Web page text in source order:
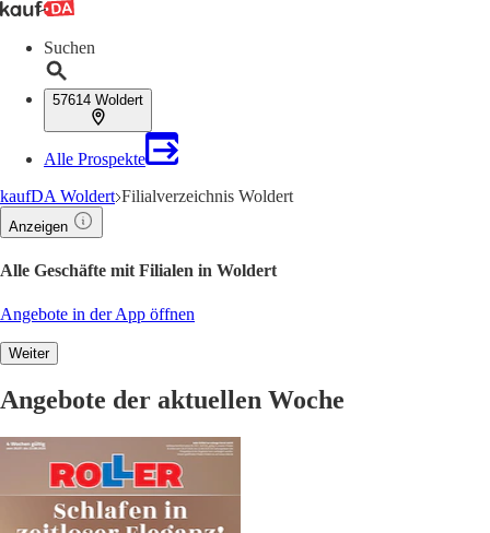
Suchen
57614 Woldert
Alle Prospekte
kaufDA Woldert Filialverzeichnis Woldert
Anzeigen
Alle Geschäfte mit Filialen in Woldert
Angebote in der App öffnen
Weiter
Angebote der aktuellen Woche